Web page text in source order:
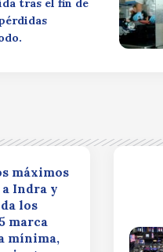
tras el fin de
máximos
Indra y
los
marca
mínima,